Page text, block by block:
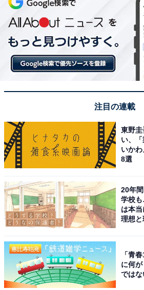
A post shared by 永野芽郁
もう1人の3位は、俳優の永野芽郁さ
2009年に俳優デビューを果たした
NHK連続テレビ小説『半分、青い
きされ、大きな話題を集めました。
人として人気を博しています。
連続テレビ小説 半分、青い。 完全
注目の連載
東野
い、
いか
8選
20年
学校
は本
理想
「青
に何
ではな